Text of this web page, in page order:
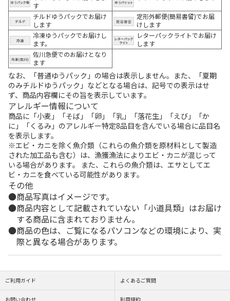
す
チルドゆうパックでお届け
します
定形外郵便(簡易書留)でお届
けします
冷凍ゆうパックでお届けし
ます。
レターパックライトでお届け
します
佐川急便でのお届けとなり
ます
なお、「普通ゆうパック」の場合は表示しません。また、「夏期
のみチルドゆうパック」などとなる場合は、記号での表示はせ
ず、商品内容欄にその旨を表示しています。
アレルギー情報について
商品に「小麦」「そば」「卵」「乳」「落花生」「えび」「か
に」「くるみ」のアレルギー特定8品目を含んでいる場合に品目名
を表示します。
※エビ・カニを除く魚介類（これらの魚介類を原材料として製造
された加工品も含む）は、漁獲漁法によりエビ・カニが混じって
いる場合があります。 また、これらの魚介類は、エサとしてエ
ビ・カニを食べている可能性があります。
その他
商品写真はイメージです。
商品内容として記載されていない「小道具類」はお届け
する商品に含まれておりません。
商品の色は、ご覧になるパソコンなどの環境により、実
際と異なる場合があります。
ご利用ガイド よくあるご質問
お問い合わせ 利用規約